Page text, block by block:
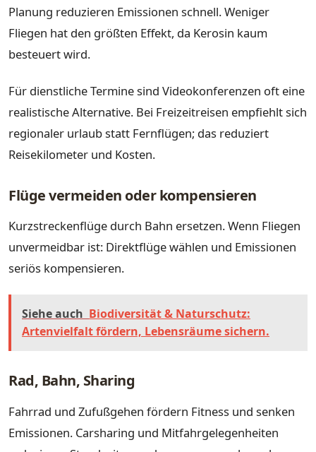
Planung reduzieren Emissionen schnell. Weniger
Fliegen hat den größten Effekt, da Kerosin kaum
besteuert wird.
Für dienstliche Termine sind Videokonferenzen oft eine
realistische Alternative. Bei Freizeitreisen empfiehlt sich
regionaler urlaub statt Fernflügen; das reduziert
Reisekilometer und Kosten.
Flüge vermeiden oder kompensieren
Kurzstreckenflüge durch Bahn ersetzen. Wenn Fliegen
unvermeidbar ist: Direktflüge wählen und Emissionen
seriös kompensieren.
Siehe auch Biodiversität & Naturschutz:
Artenvielfalt fördern, Lebensräume sichern.
Rad, Bahn, Sharing
Fahrrad und Zufußgehen fördern Fitness und senken
Emissionen. Carsharing und Mitfahrgelegenheiten